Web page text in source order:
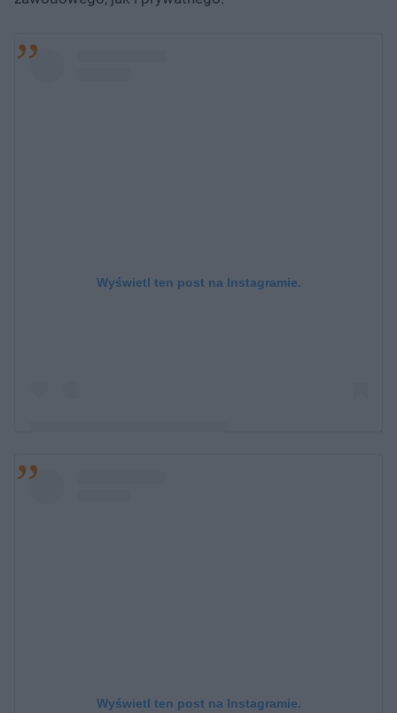
Wyświetl ten post na Instagramie.
Wyświetl ten post na Instagramie.